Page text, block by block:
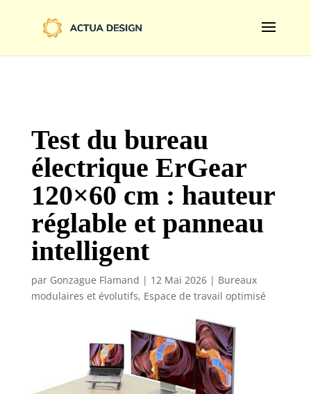
family=Limelight&display=swap');
Test du bureau
électrique ErGear
120×60 cm : hauteur
réglable et panneau
intelligent
par Gonzague Flamand | 12 Mai 2026| Bureaux
modulaires et évolutifs, Espace de travail optimisé